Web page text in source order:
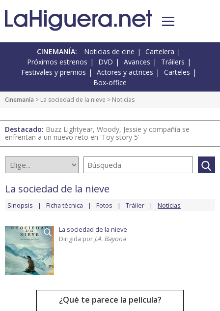
CINEMANÍA: Noticias de cine
Cartelera
Próximos estrenos
DVD Avances
Tráilers
Festivales y premios
Actores y actrices
Carteles
Box-office
Cinemanía > La sociedad de la nieve > Noticias
Destacado: Buzz Lightyear, Woody, Jessie y compañía se
enfrentan a un nuevo reto en 'Toy story 5'
La sociedad de la nieve
Sinopsis Ficha técnica Fotos Tráiler Noticias
La sociedad de la nieve
Dirigida por J.A. Bayona
¿Qué te parece la película?